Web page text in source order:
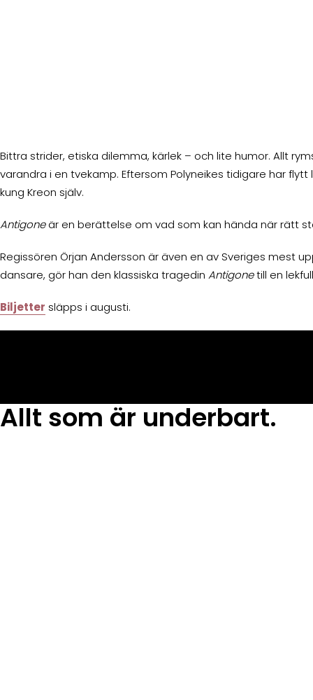
Bittra strider, etiska dilemma, kärlek – och lite humor. Allt
varandra i en tvekamp. Eftersom Polyneikes tidigare har
kung Kreon själv.
Antigoneär en berättelse om vad som kan hända när rätt
Regissören Örjan Andersson är även en av Sveriges mest
dansare, gör han den klassiska tragedin Antigonetill en
Biljetter släpps i augusti.
Allt som är underbart.